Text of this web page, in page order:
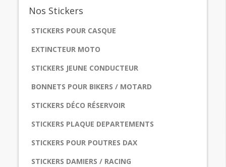
Nos Stickers
STICKERS POUR CASQUE
EXTINCTEUR MOTO
STICKERS JEUNE CONDUCTEUR
BONNETS POUR BIKERS / MOTARD
STICKERS DÉCO RÉSERVOIR
STICKERS PLAQUE DEPARTEMENTS
STICKERS POUR POUTRES DAX
STICKERS DAMIERS / RACING